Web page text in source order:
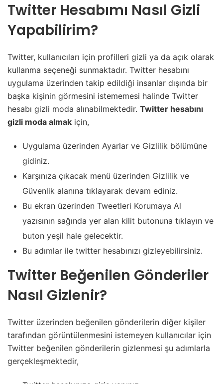
Twitter Hesabımı Nasıl Gizli
Yapabilirim?
Twitter, kullanıcıları için profilleri gizli ya da açık olarak
kullanma seçeneği sunmaktadır. Twitter hesabını
uygulama üzerinden takip edildiği insanlar dışında bir
başka kişinin görmesini istememesi halinde Twitter
hesabı gizli moda alınabilmektedir. Twitter hesabını
gizli moda almak için,
Uygulama üzerinden Ayarlar ve Gizlilik bölümüne
gidiniz.
Karşınıza çıkacak menü üzerinden Gizlilik ve
Güvenlik alanına tıklayarak devam ediniz.
Bu ekran üzerinden Tweetleri Korumaya Al
yazısının sağında yer alan kilit butonuna tıklayın ve
buton yeşil hale gelecektir.
Bu adımlar ile twitter hesabınızı gizleyebilirsiniz.
Twitter Beğenilen Gönderiler
Nasıl Gizlenir?
Twitter üzerinden beğenilen gönderilerin diğer kişiler
tarafından görüntülenmesini istemeyen kullanıcılar için
Twitter beğenilen gönderilerin gizlenmesi şu adımlarla
gerçekleşmektedir,